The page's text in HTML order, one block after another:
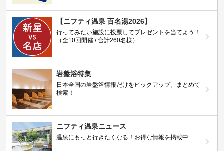
【ニフティ温泉 百名湯2026】
行ってみたい施設に投票してプレゼントを当てよう！
（全10回開催 / 合計260名様）
岩盤浴特集
日本全国の岩盤浴情報だけをピックアップ。まとめて
検索！
ニフティ温泉ニュース
温泉にもっと行きたくなる！お得な情報を掲載中